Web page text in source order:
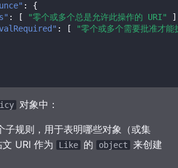
合中的
消息
:
{
: [ "零个或多个总是允许此操作的 URI"
: [
"零个或多个需要批准才
对象中：
子规则，用于表明哪些对象（或集
URI 作为
Like 的 object
来创建